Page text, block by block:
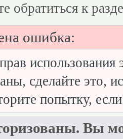
обратиться к
ошибка:
сделайте это,
попытку,
Вы